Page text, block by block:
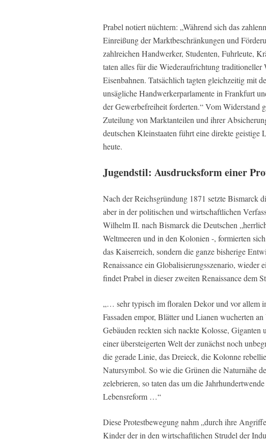
Prabel notiert nüchtern: „Während sich das
Einreißung der Marktbeschränkungen und
zahlreichen Handwerker, Studenten, Fuhrleute,
taten alles für die Wiederaufrichtung traditioneller
Eisenbahnen. Tatsächlich tagten gleichzeitig mit
unsägliche Handwerkerparlamente in Frankfurt
der Gewerbefreiheit forderten.“ Vom Widerstand
Zuteilung von Marktanteilen und ihrer
deutschen Kleinstaaten führt eine direkte geistige
heute.
Jugendstil: Ausdrucksform einer
Nach der Reichsgründung 1871 setzte Bismarck
aber in der politischen und wirtschaftlichen
Wilhelm II. nach Bismarck die Deutschen
Weltmeeren und in den Kolonien -, formierten
das Kaiserreich, sondern die ganze bisherige
Renaissance ein Globalisierungsszenario, wieder
findet Prabel in dieser zweiten Renaissance dem
„… sehr typisch im floralen Dekor und vor allem
Fassaden empor, Blätter und Lianen wucherten
Gebäuden reckten sich nackte Kolosse,
einer übersteigerten Welt der zunächst noch
die gerade Linie, das Dreieck, die Kolonne
Natursymbol. So wie die Grünen die Naturnähe
zelebrieren, so taten das um die
Lebensreform …“
Diese Protestbewegung nahm „durch ihre
Kinder der in den wirtschaftlichen Strudel der